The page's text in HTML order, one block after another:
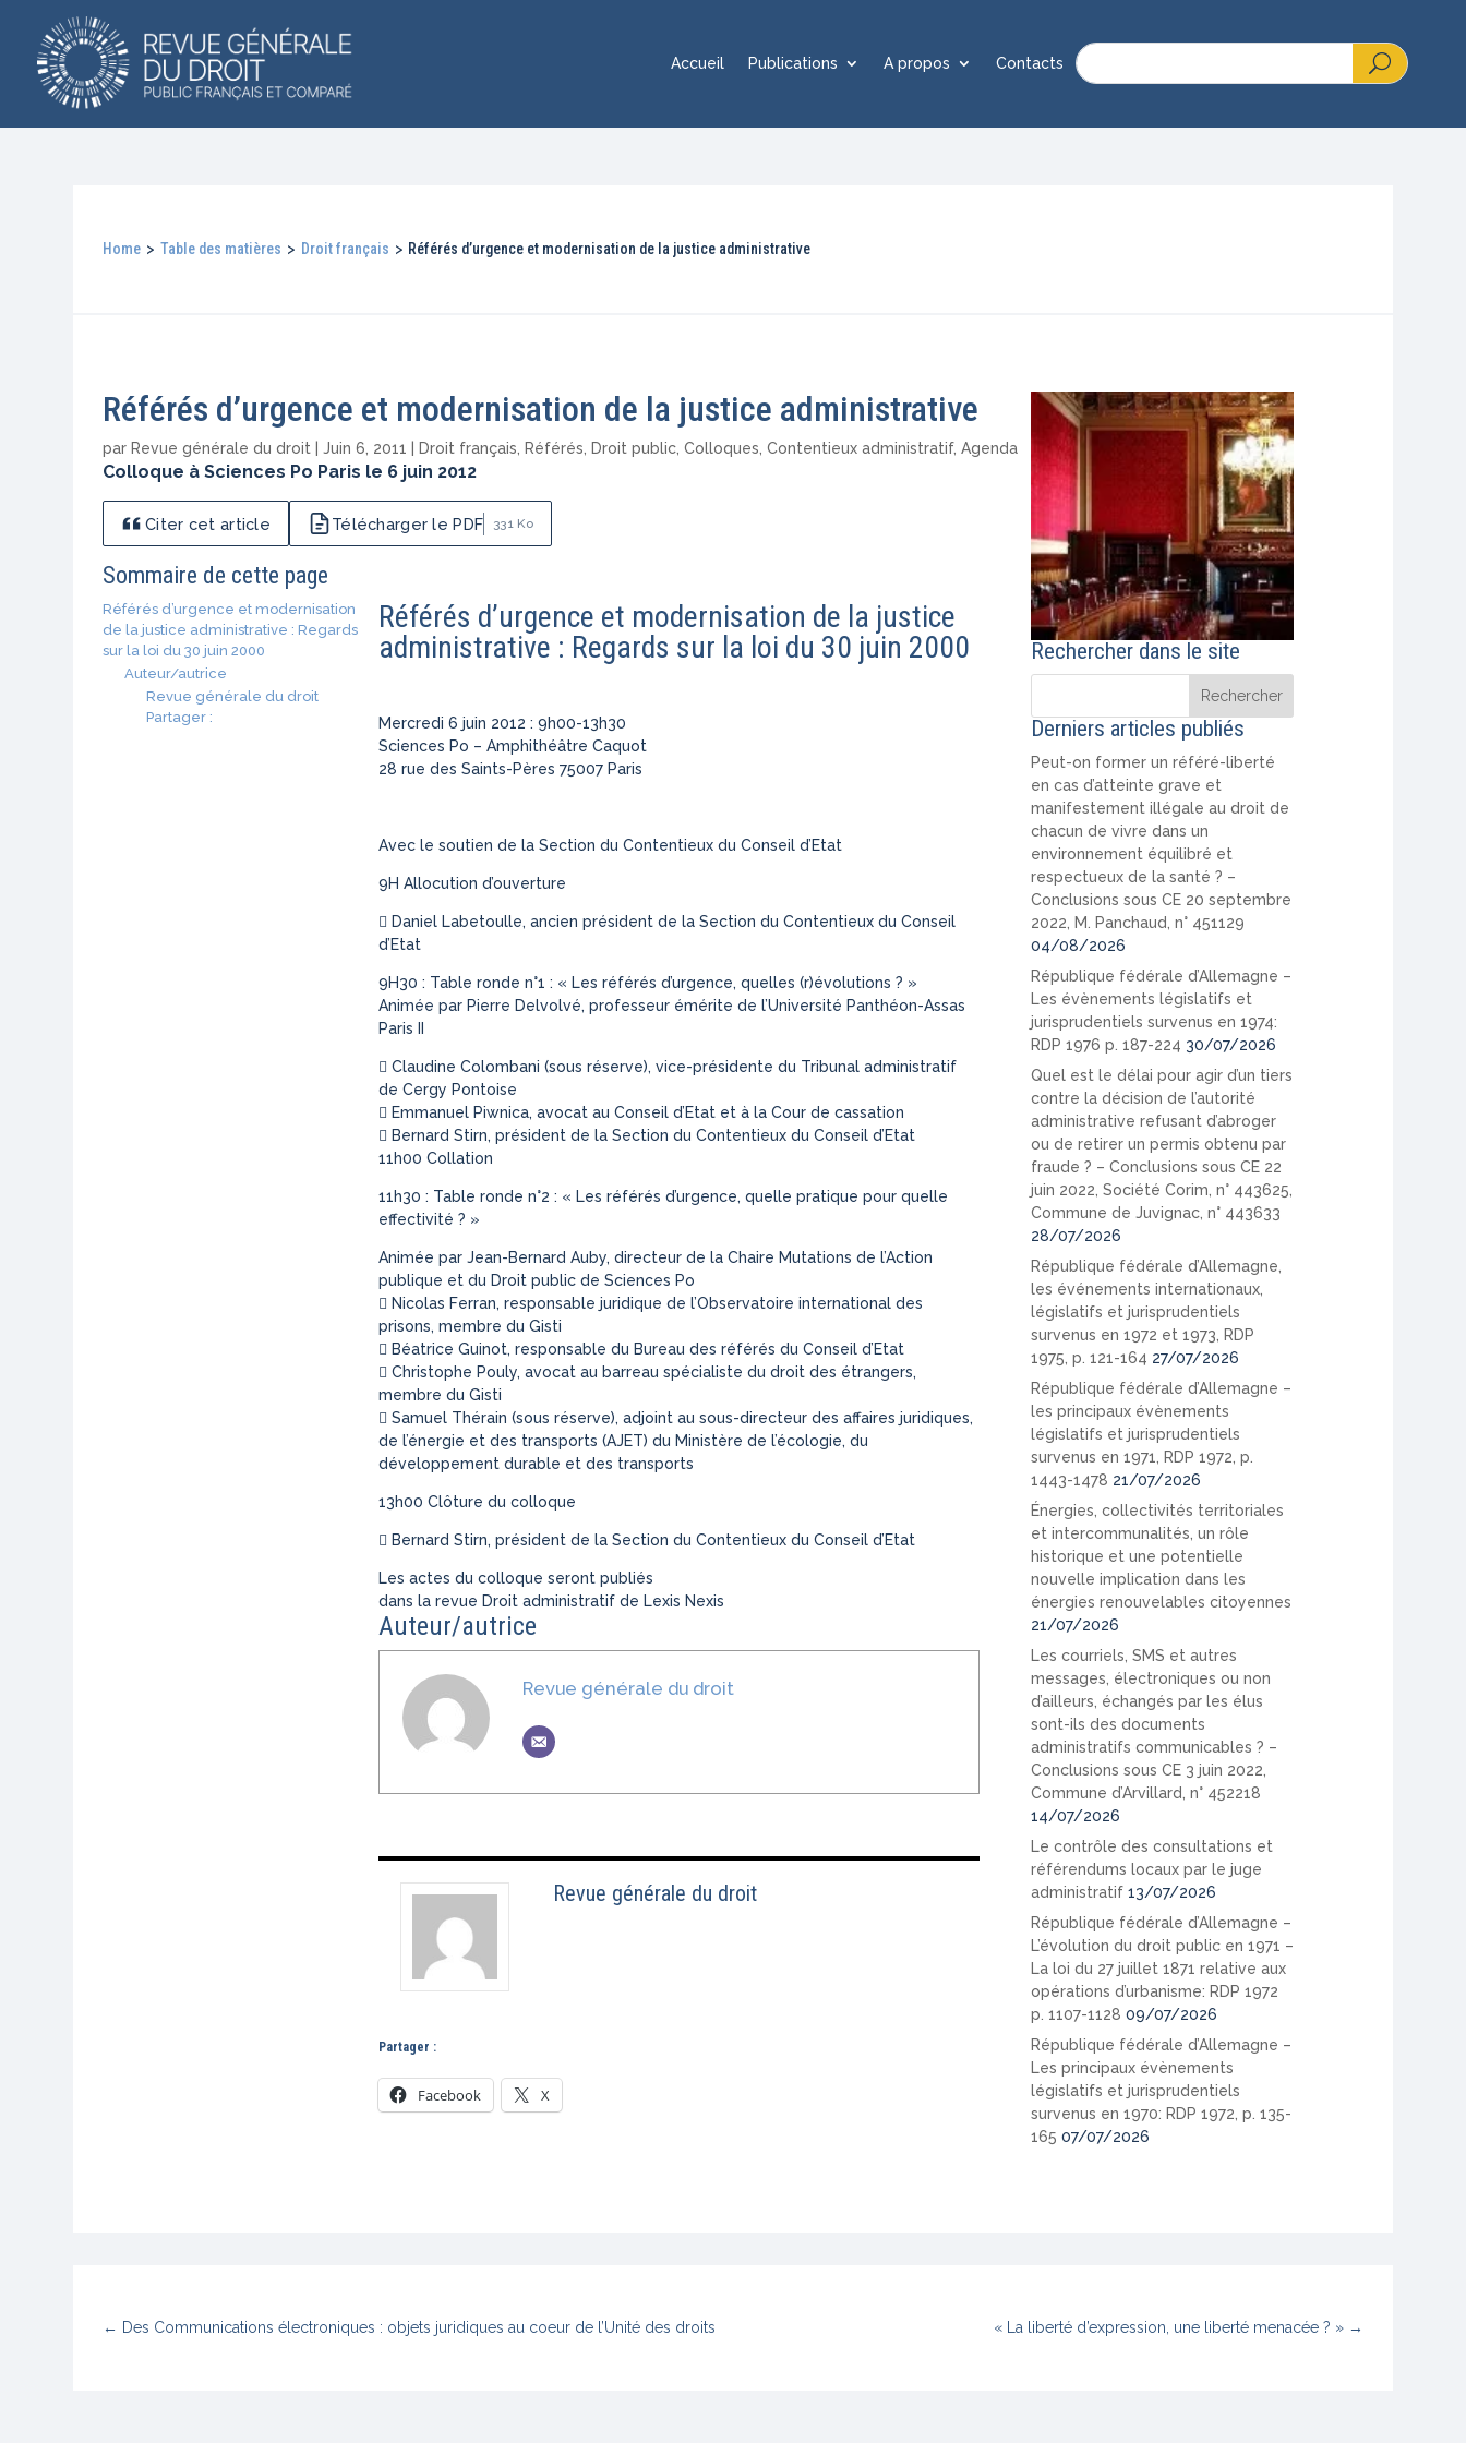
Accueil Publications A propos Contacts
Home > Table des matières > Droit français > Référés d’urgence et modernisation de la justice administrative
Référés d’urgence et modernisation de la justice administrative
par Revue générale du droit |Juin 6, 2011 Droit français, Référés, Droit public,Colloques,Contentieux administratif,Agenda
Colloque à Sciences Po Paris le 6 juin 2012
Citer cet article Télécharger le PDF 331 Ko
Sommaire de cette page
Référés d’urgence et modernisation
de la justice administrative : Regards
sur la loi du 30 juin 2000
Auteur/autrice
Revue générale du droit
Partager :
Référés d’urgence et modernisation de la justice
administrative : Regards sur la loi du 30 juin 2000
Mercredi 6 juin 2012 : 9h00-13h30
Sciences Po – Amphithéâtre Caquot
28 rue des Saints-Pères 75007 Paris
Avec le soutien de la Section du Contentieux du Conseil d’Etat
9H Allocution d’ouverture
 Daniel Labetoulle, ancien président de la Section du Contentieux du Conseil
d’Etat
9H30 : Table ronde n°1 : « Les référés d’urgence, quelles (r)évolutions ? »
Animée par Pierre Delvolvé, professeur émérite de l’Université Panthéon-Assas
Paris II
 Claudine Colombani (sous réserve), vice-présidente du Tribunal administratif
de Cergy Pontoise
 Emmanuel Piwnica, avocat au Conseil d’Etat et à la Cour de cassation
 Bernard Stirn, président de la Section du Contentieux du Conseil d’Etat
11h00 Collation
11h30 : Table ronde n°2 : « Les référés d’urgence, quelle pratique pour quelle
effectivité ? »
Animée par Jean-Bernard Auby, directeur de la Chaire Mutations de l’Action
publique et du Droit public de Sciences Po
 Nicolas Ferran, responsable juridique de l’Observatoire international des
prisons, membre du Gisti
 Béatrice Guinot, responsable du Bureau des référés du Conseil d’Etat
 Christophe Pouly, avocat au barreau spécialiste du droit des étrangers,
membre du Gisti
 Samuel Thérain (sous réserve), adjoint au sous-directeur des affaires juridiques,
de l’énergie et des transports (AJET) du Ministère de l’écologie, du
développement durable et des transports
13h00 Clôture du colloque
 Bernard Stirn, président de la Section du Contentieux du Conseil d’Etat
Les actes du colloque seront publiés
dans la revue Droit administratif de Lexis Nexis
Auteur/autrice
Revue générale du droit
Revue générale du droit
Partager :
Facebook X
Rechercher dans le site
Derniers articles publiés
Peut-on former un référé-liberté
en cas d’atteinte grave et
manifestement illégale au droit de
chacun de vivre dans un
environnement équilibré et
respectueux de la santé ? –
Conclusions sous CE 20 septembre
2022, M. Panchaud, n° 451129
04/08/2026
République fédérale d’Allemagne –
Les évènements législatifs et
jurisprudentiels survenus en 1974:
RDP 1976 p. 187-224 30/07/2026
Quel est le délai pour agir d’un tiers
contre la décision de l’autorité
administrative refusant d’abroger
ou de retirer un permis obtenu par
fraude ? – Conclusions sous CE 22
juin 2022, Société Corim, n° 443625,
Commune de Juvignac, n° 443633
28/07/2026
République fédérale d’Allemagne,
les événements internationaux,
législatifs et jurisprudentiels
survenus en 1972 et 1973, RDP
1975, p. 121-164 27/07/2026
République fédérale d’Allemagne –
les principaux évènements
législatifs et jurisprudentiels
survenus en 1971, RDP 1972, p.
1443-1478 21/07/2026
Énergies, collectivités territoriales
et intercommunalités, un rôle
historique et une potentielle
nouvelle implication dans les
énergies renouvelables citoyennes
21/07/2026
Les courriels, SMS et autres
messages, électroniques ou non
d’ailleurs, échangés par les élus
sont-ils des documents
administratifs communicables ? –
Conclusions sous CE 3 juin 2022,
Commune d’Arvillard, n° 452218
14/07/2026
Le contrôle des consultations et
référendums locaux par le juge
administratif 13/07/2026
République fédérale d’Allemagne –
L’évolution du droit public en 1971 –
La loi du 27 juillet 1871 relative aux
opérations d’urbanisme: RDP 1972
p. 1107-1128 09/07/2026
République fédérale d’Allemagne –
Les principaux évènements
législatifs et jurisprudentiels
survenus en 1970: RDP 1972, p. 135-
165 07/07/2026
← Des Communications électroniques : objets juridiques au coeur de l’Unité des droits « La liberté d’expression, une liberté menacée ? »→